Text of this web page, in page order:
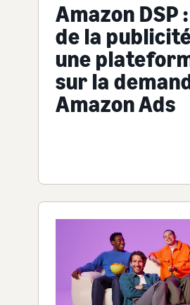
Amazon DSP
de la
une
sur la
Amazon Ads